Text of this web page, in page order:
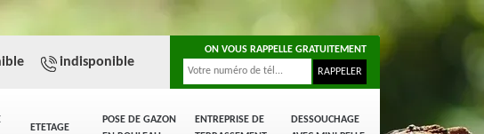
ETETAGE
POSE DE GAZON
ENTREPRISE DE
DESSOUCHAGE
indisponible
ON VOUS RAPPELLE GRATUITEMENT